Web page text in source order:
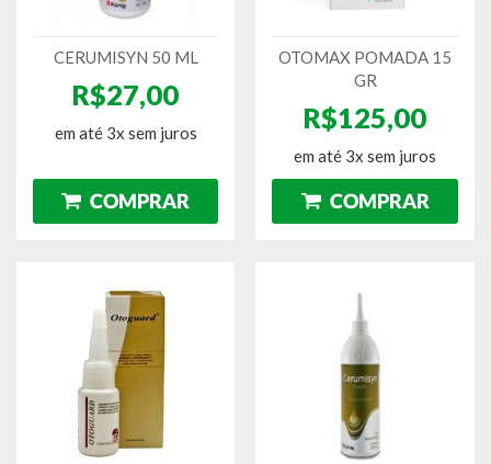
CERUMISYN 50 ML
R$27,00
em até 3x sem juros
OTOMAX POMADA 15
GR
R$125,00
em até 3x sem juros